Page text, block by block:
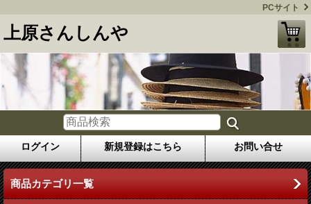
PCサイト
上原さんしんや
ログイン 新規登録はこちら お問い合せ
商品カテゴリ一覧